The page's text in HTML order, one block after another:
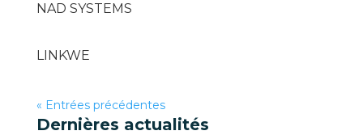
NAD SYSTEMS
LINKWE
« Entrées précédentes
Dernières actualités